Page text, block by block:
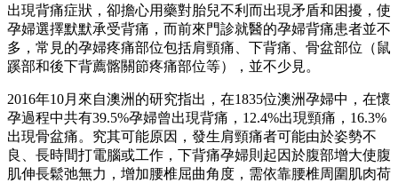
出現背痛症狀，卻擔心用藥對胎兒不利而出現矛盾和困擾，使
孕婦選擇默默承受背痛，而前來門診就醫的孕婦背痛患者並不
多，常見的孕婦疼痛部位包括肩頸痛、下背痛、骨盆部位（鼠
蹊部和後下背薦髂關節疼痛部位等），並不少見。
2016年10月來自澳洲的研究指出，在1835位澳洲孕婦中，在懷
孕過程中共有39.5%孕婦曾出現背痛，12.4%出現頸痛，16.3%
出現骨盆痛。究其可能原因，發生肩頸痛者可能由於姿勢不
良、長時間打電腦或工作，下背痛孕婦則起因於腹部增大使腹
肌伸長鬆弛無力，增加腰椎屈曲角度，需依靠腰椎周圍肌肉荷